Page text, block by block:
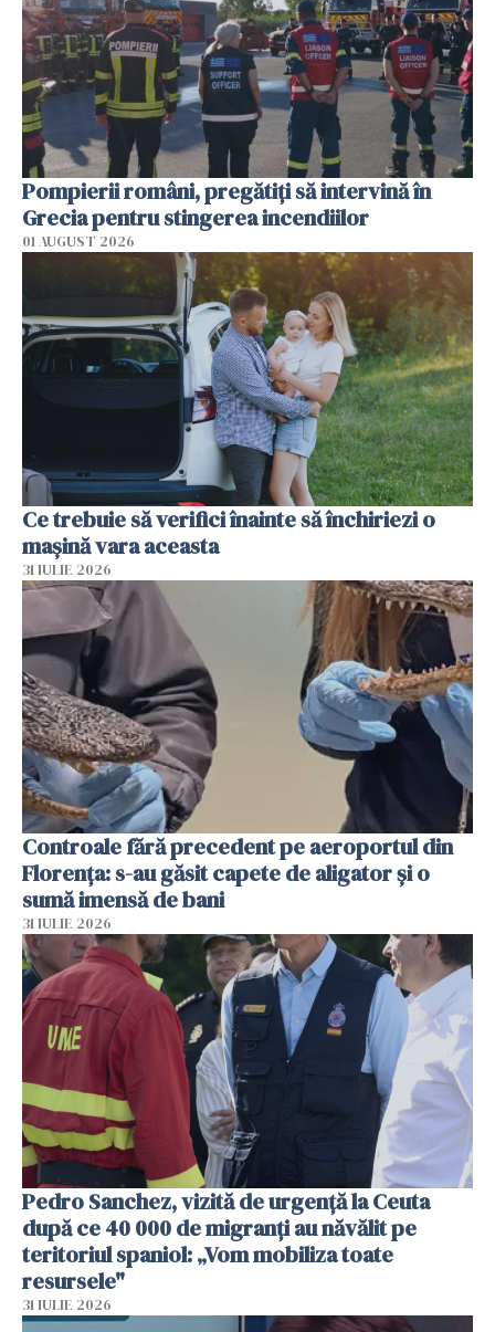
Pompierii români, pregătiţi să intervină în
Grecia pentru stingerea incendiilor
01 AUGUST 2026
Ce trebuie să verifici înainte să închiriezi o
mașină vara aceasta
31 IULIE 2026
Controale fără precedent pe aeroportul din
Florența: s-au găsit capete de aligator și o
sumă imensă de bani
31 IULIE 2026
Pedro Sanchez, vizită de urgență la Ceuta
după ce 40 000 de migranți au năvălit pe
teritoriul spaniol: „Vom mobiliza toate
resursele"
31 IULIE 2026